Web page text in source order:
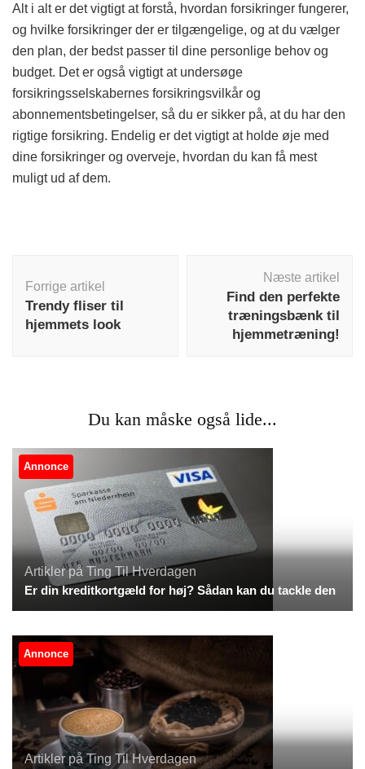
Alt i alt er det vigtigt at forstå, hvordan forsikringer fungerer,
og hvilke forsikringer der er tilgængelige, og at du vælger
den plan, der bedst passer til dine personlige behov og
budget. Det er også vigtigt at undersøge
forsikringsselskabernes forsikringsvilkår og
abonnementsbetingelser, så du er sikker på, at du har den
rigtige forsikring. Endelig er det vigtigt at holde øje med
dine forsikringer og overveje, hvordan du kan få mest
muligt ud af dem.
Forrige artikel
Trendy fliser til
hjemmets look
Næste artikel
Find den perfekte
træningsbænk til
hjemmetræning!
Du kan måske også lide...
Annonce
Artikler på Ting Til Hverdagen
Er din kreditkortgæld for høj? Sådan kan du tackle den
Annonce
Artikler på Ting Til Hverdagen